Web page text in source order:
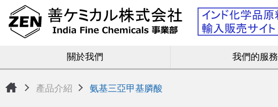
關於我們 我們的服務
產品介紹 氨基三亞甲基膦酸